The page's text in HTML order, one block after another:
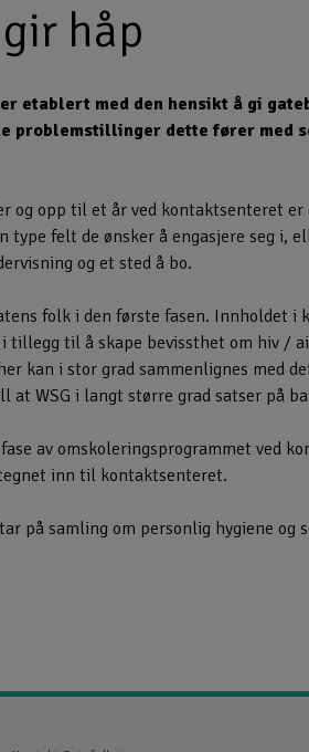
håp
etablert med den hensikt å gi
dette fører med
og opp til et år ved kontaktsenteret
type felt de ønsker å engasjere seg i,
og et sted å bo.
folk i den første fasen. Innholdet i
tillegg til å skape bevissthet om hiv /
kan i stor grad sammenlignes med
at WSG i langt større grad satser på
av omskoleringsprogrammet ved
inn til kontaktsenteret.
på samling om personlig hygiene